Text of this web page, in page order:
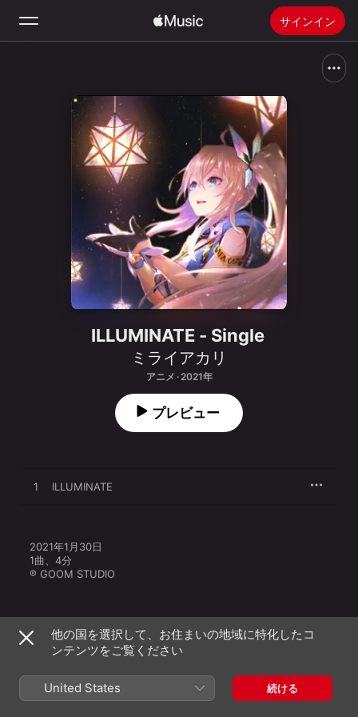
サインイン
ホーム
新着おすすめ
Apple Musicをインストール
ILLUMINATE - Single
ミライアカリ
アニメ · 2021年
プレビュー
1 ILLUMINATE
2021年1月30日
1曲、4分
℗ GOOM STUDIO
他の国を選択して、お住まいの地域に特化したコ
ンテンツをご覧ください
United States 続ける